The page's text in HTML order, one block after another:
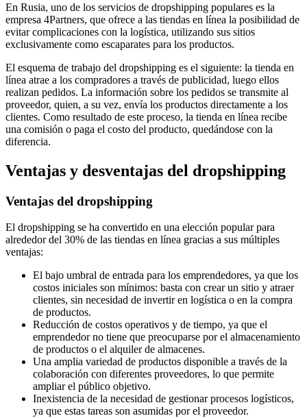
En Rusia, uno de los servicios de dropshipping populares es la
empresa 4Partners, que ofrece a las tiendas en línea la posibilidad de
evitar complicaciones con la logística, utilizando sus sitios
exclusivamente como escaparates para los productos.
El esquema de trabajo del dropshipping es el siguiente: la tienda en
línea atrae a los compradores a través de publicidad, luego ellos
realizan pedidos. La información sobre los pedidos se transmite al
proveedor, quien, a su vez, envía los productos directamente a los
clientes. Como resultado de este proceso, la tienda en línea recibe
una comisión o paga el costo del producto, quedándose con la
diferencia.
Ventajas y desventajas del dropshipping
Ventajas del dropshipping
El dropshipping se ha convertido en una elección popular para
alrededor del 30% de las tiendas en línea gracias a sus múltiples
ventajas:
El bajo umbral de entrada para los emprendedores, ya que los
costos iniciales son mínimos: basta con crear un sitio y atraer
clientes, sin necesidad de invertir en logística o en la compra
de productos.
Reducción de costos operativos y de tiempo, ya que el
emprendedor no tiene que preocuparse por el almacenamiento
de productos o el alquiler de almacenes.
Una amplia variedad de productos disponible a través de la
colaboración con diferentes proveedores, lo que permite
ampliar el público objetivo.
Inexistencia de la necesidad de gestionar procesos logísticos,
ya que estas tareas son asumidas por el proveedor.